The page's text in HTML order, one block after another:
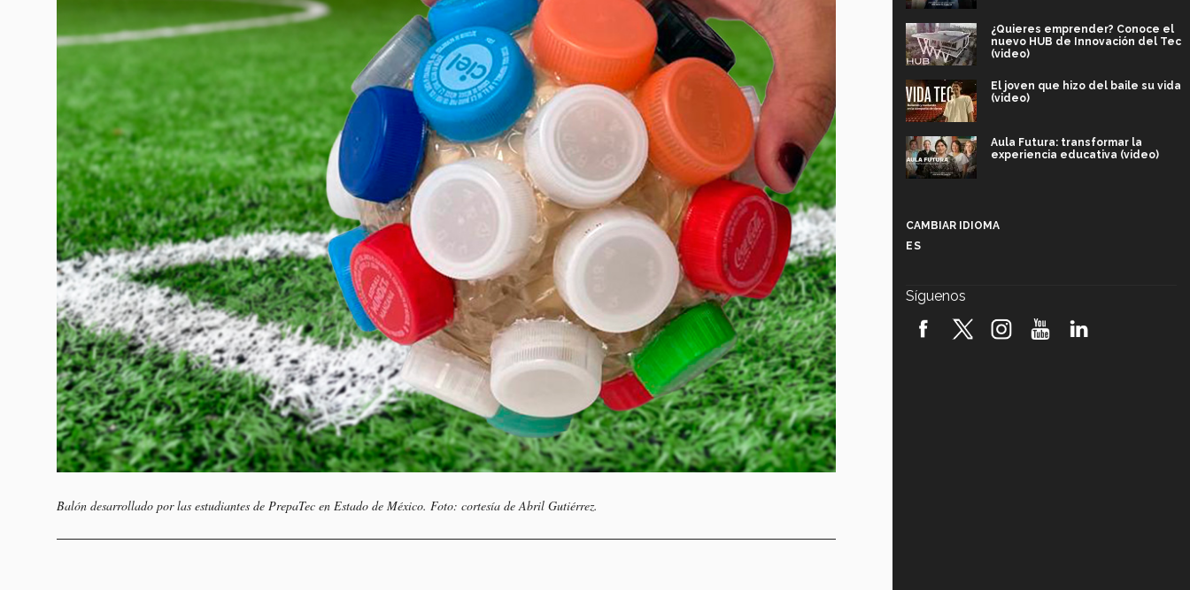
Balón desarrollado por las estudiantes de PrepaTec en Estado de México. Foto: cortesía de Abril Gutiérrez.
¿Quieres emprender? Conoce el
nuevo HUB de Innovación del Tec
(video)
El joven que hizo del baile su vida
(video)
Aula Futura: transformar la
experiencia educativa (video)
robótica FIRST 2026! (video)
CAMBIAR IDIOMA
ES
Síguenos